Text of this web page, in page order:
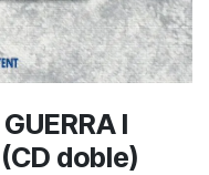
I
doble)